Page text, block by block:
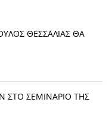
ΘΕΣΣΑΛΙΑΣ ΘΑ
ΣΤΟ ΣΕΜΙΝΑΡΙΟ ΤΗΣ